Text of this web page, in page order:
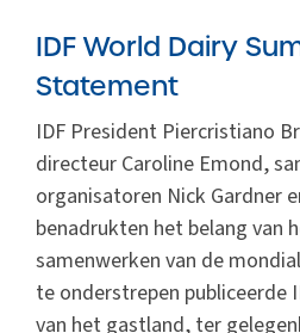
IDF World Dairy
Statement
IDF President Piercristiano
directeur Caroline Emond,
organisatoren Nick Gardner
benadrukten het belang van
samenwerken van de
te onderstrepen publiceerde
van het gastland, ter